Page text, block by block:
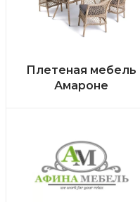
Плетеная мебель
Амароне